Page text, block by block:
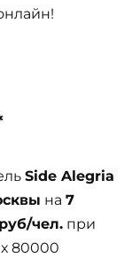
Side Alegria
на 7
чел. при
80000